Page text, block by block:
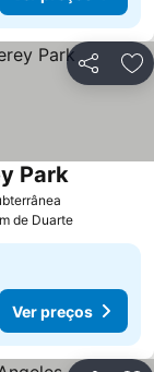
Partilhar
ParkVer
de Duarte
Ver preços